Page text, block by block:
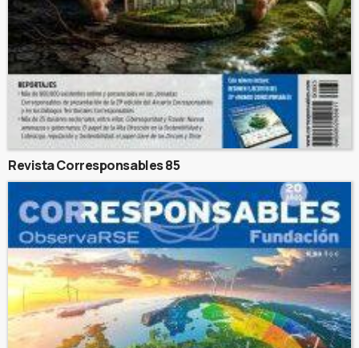
Revista Corresponsables 85